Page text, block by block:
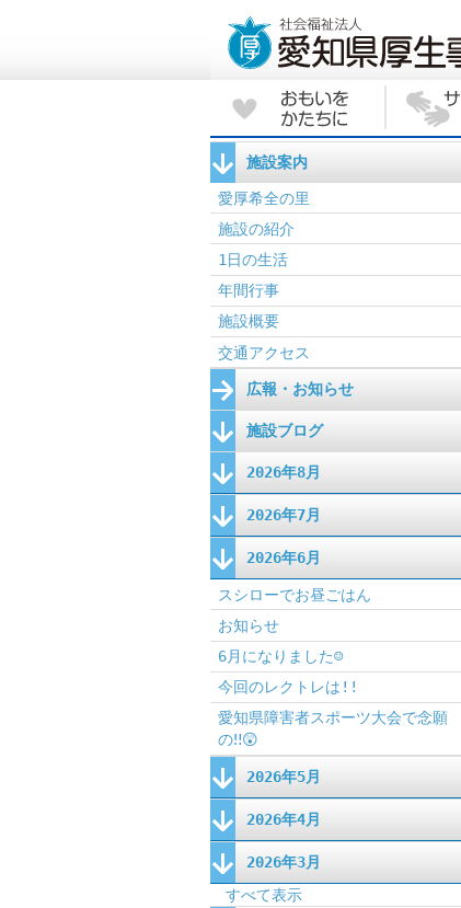
施設案内
愛厚希全の里
施設の紹介
1日の生活
年間行事
施設概要
交通アクセス
広報・お知らせ
施設ブログ
2026年8月
2026年7月
2026年6月
スシローでお昼ごはん
お知らせ
6月になりました☺
今回のレクトレは!!
愛知県障害者スポーツ大会で念願
の‼😲
2026年5月
2026年4月
2026年3月
すべて表示